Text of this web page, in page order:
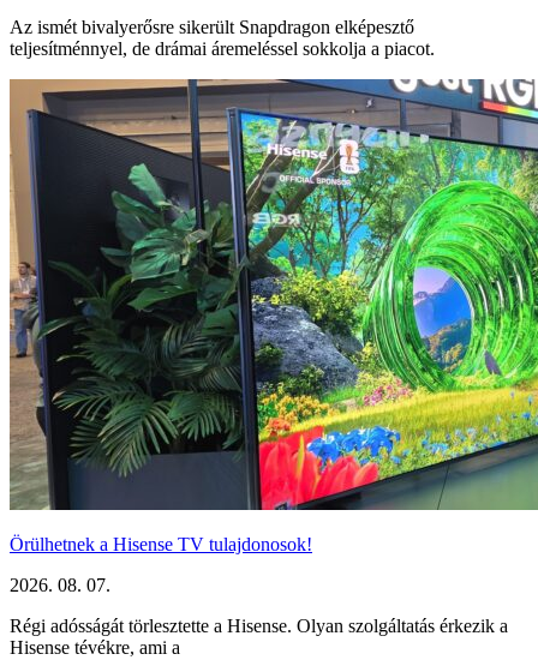
Az ismét bivalyerősre sikerült Snapdragon elképesztő
teljesítménnyel, de drámai áremeléssel sokkolja a piacot.
Örülhetnek a Hisense TV tulajdonosok!
2026. 08. 07.
Régi adósságát törlesztette a Hisense. Olyan szolgáltatás érkezik a
Hisense tévékre, ami a